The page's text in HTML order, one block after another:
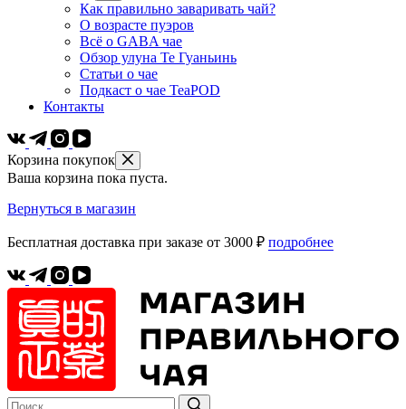
Как правильно заваривать чай?
О возрасте пуэров
Всё о GABA чае
Обзор улуна Те Гуаньинь
Статьи о чае
Подкаст о чае TeaPOD
Контакты
Корзина покупок
Ваша корзина пока пуста.
Вернуться в магазин
Бесплатная доставка при заказе от 3000 ₽ подробнее